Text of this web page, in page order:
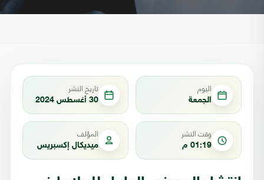
اليوم
الجمعة
تاريخ النشر
30 أغسطس 2024
وقت النشر
01:19 م
المؤلف
ميديكال إكسبريس